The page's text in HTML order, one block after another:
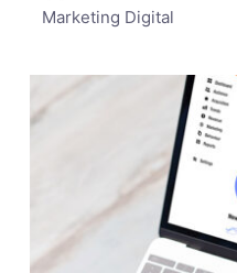
Marketing Digital